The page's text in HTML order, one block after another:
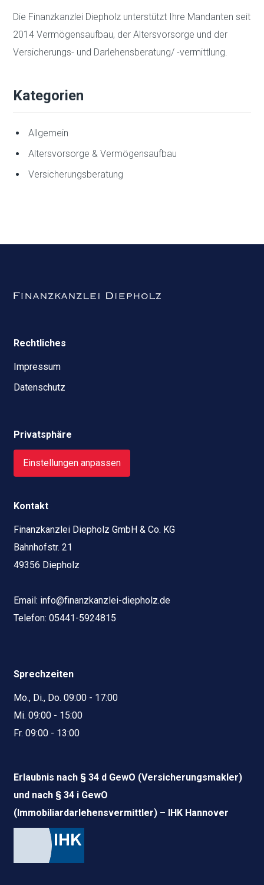
Die Finanzkanzlei Diepholz unterstützt Ihre Mandanten seit
2014 Vermögensaufbau, der Altersvorsorge und der
Versicherungs- und Darlehensberatung/ -vermittlung.
Kategorien
Allgemein
Altersvorsorge & Vermögensaufbau
Versicherungsberatung
Rechtliches
Impressum
Datenschutz
Privatsphäre
Einstellungen anpassen
Kontakt
Finanzkanzlei Diepholz GmbH & Co. KG
Bahnhofstr. 21
49356 Diepholz
Email: info@finanzkanzlei-diepholz.de
Telefon: 05441-5924815
Sprechzeiten
Mo., Di., Do. 09:00 - 17:00
Mi. 09:00 - 15:00
Fr. 09:00 - 13:00
Erlaubnis nach § 34 d GewO (Versicherungsmakler)
und nach § 34 i GewO
(Immobiliardarlehensvermittler) – IHK Hannover